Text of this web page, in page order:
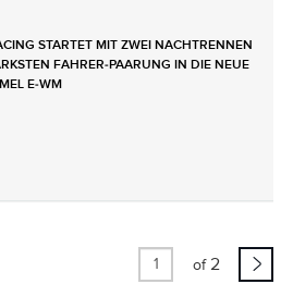
STARTET MIT ZWEI NACHTRENNEN
FAHRER‑PAARUNG IN DIE NEUE
E‑WM
of 2